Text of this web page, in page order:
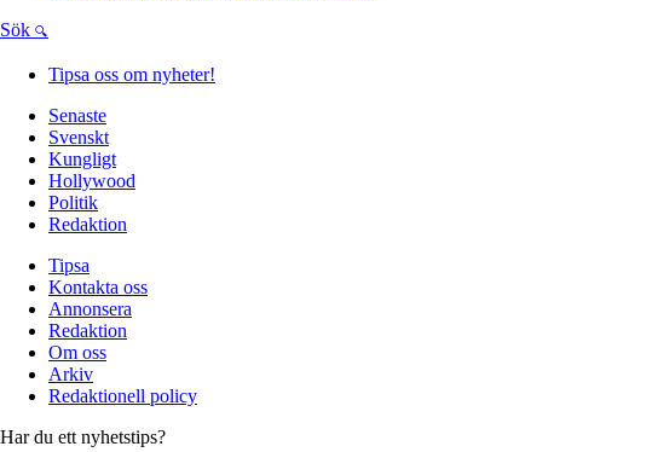
Sök
Tipsa oss om nyheter!
Senaste
Svenskt
Kungligt
Hollywood
Politik
Redaktion
Tipsa
Kontakta oss
Annonsera
Redaktion
Om oss
Arkiv
Redaktionell policy
Har du ett nyhetstips?